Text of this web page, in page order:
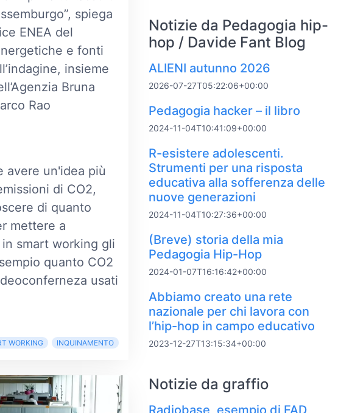
spiega
ENEA del
e fonti
insieme
Bruna
Rao
avere un'idea più
di CO2,
di quanto
mettere a
smart working gli
quanto CO2
usati
WORKING INQUINAMENTO
Notizie da Pedagogia hip-
hop / Davide Fant Blog
ALIENI autunno 2026
2026-07-27T05:22:06+00:00
Pedagogia hacker – il libro
2024-11-04T10:41:09+00:00
R-esistere adolescenti.
Strumenti per una risposta
educativa alla sofferenza delle
nuove generazioni
2024-11-04T10:27:36+00:00
(Breve) storia della mia
Pedagogia Hip-Hop
2024-01-07T16:16:42+00:00
Abbiamo creato una rete
nazionale per chi lavora con
l’hip-hop in campo educativo
2023-12-27T13:15:34+00:00
Notizie da graffio
Radiobase, esempio di FAD,